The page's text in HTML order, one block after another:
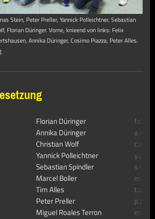
Stein, Peter Preller, Yannick Polleichtner, Sebastian
Florian Düringer. Vorne, knieend von links: Felix
Annika Düringer, Cosimo Piazza, Peter Alles.
Florian Düringer
Annika Düringer
Christian Wolf
Yannick Polleichtner
Sebastian Spindler
Marcel Boller
Tim Alles
Peter Preller
Miguel Roales Terron